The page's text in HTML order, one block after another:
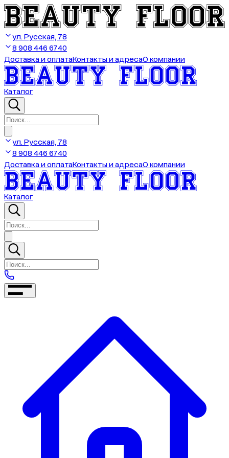
ул. Русская, 78
8 908 446 6740
Доставка и оплатаКонтакты и адресаО компании
Каталог
ул. Русская, 78
8 908 446 6740
Доставка и оплатаКонтакты и адресаО компании
Каталог